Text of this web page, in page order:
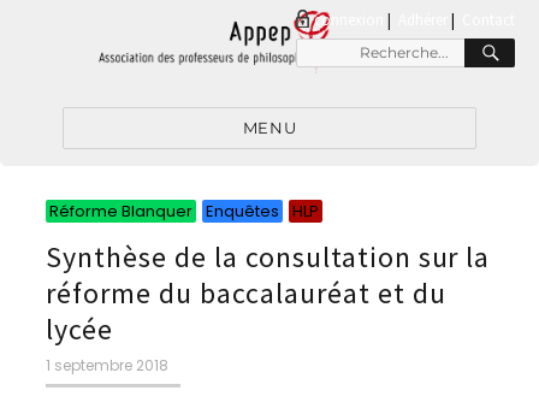
connexion |
Recherche
pour
MENU
Réforme Blanquer Enquêtes HLP
Synthèse de la consultation sur la
réforme du baccalauréat et du
lycée
Publié
le
1 septembre 2018